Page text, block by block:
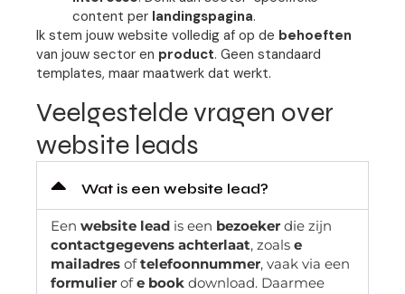
content per landingspagina.
Ik stem jouw website volledig af op de behoeften
van jouw sector en product. Geen standaard
templates, maar maatwerk dat werkt.
Veelgestelde vragen over
website leads
Wat is een website lead?​
Eenwebsite lead is een bezoeker die zijn
contactgegevens achterlaat, zoalse
mailadres oftelefoonnummer, vaak via een
formulier ofe book download. Daarmee